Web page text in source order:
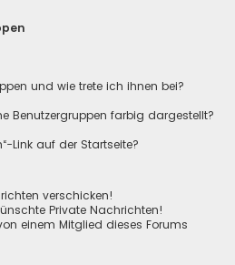
und wie trete ich ihnen bei?
Benutzergruppen farbig dargestellt?
Link auf der Startseite?
verschicken!
Private Nachrichten!
einem Mitglied dieses Forums